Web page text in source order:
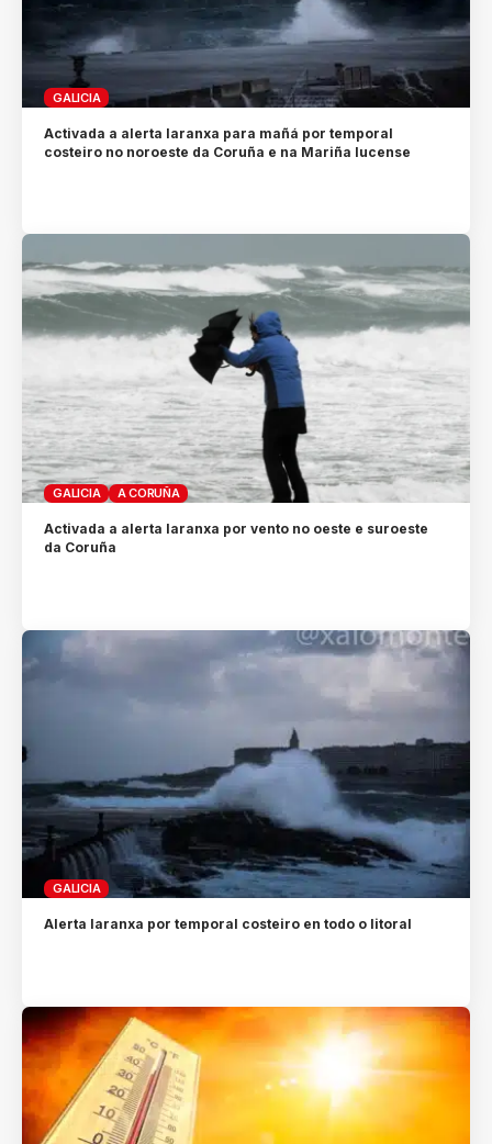
GALICIA
Activada a alerta laranxa para mañá por temporal
costeiro no noroeste da Coruña e na Mariña lucense
GALICIA A CORUÑA
Activada a alerta laranxa por vento no oeste e suroeste
da Coruña
GALICIA
Alerta laranxa por temporal costeiro en todo o litoral